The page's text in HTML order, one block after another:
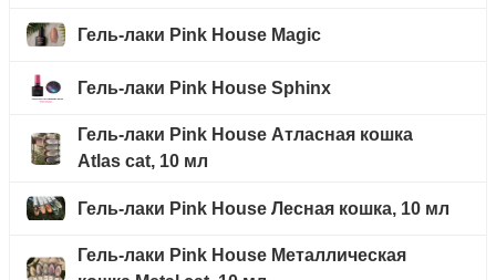
Гель-лаки Pink House Magic
Гель-лаки Pink House Sphinx
Гель-лаки Pink House Атласная кошка
Atlas cat, 10 мл
Гель-лаки Pink House Лесная кошка, 10 мл
Гель-лаки Pink House Металлическая